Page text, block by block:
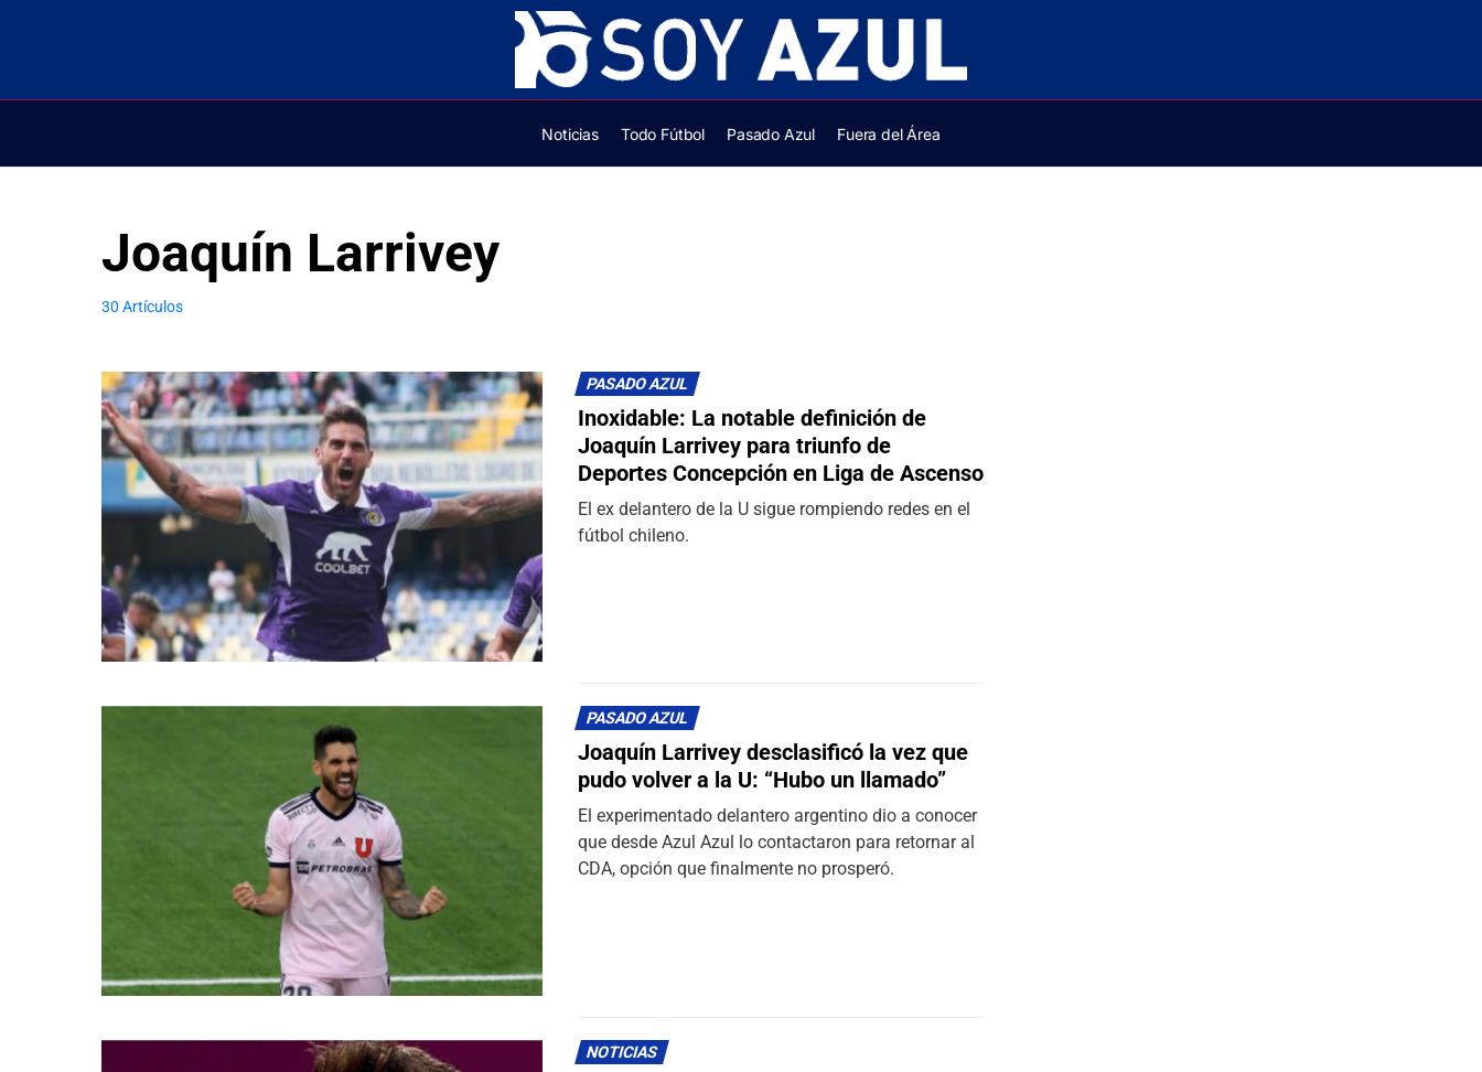
Noticias Todo Fútbol Pasado Azul Fuera del Área
Joaquín Larrivey
30 Artículos
PASADO AZUL
Inoxidable: La notable definición de
Joaquín Larrivey para triunfo de
Deportes Concepción en Liga de Ascenso
El ex delantero de la U sigue rompiendo redes en el
fútbol chileno.
PASADO AZUL
Joaquín Larrivey desclasificó la vez que
pudo volver a la U: “Hubo un llamado”
El experimentado delantero argentino dio a conocer
que desde Azul Azul lo contactaron para retornar al
CDA, opción que finalmente no prosperó.
NOTICIAS